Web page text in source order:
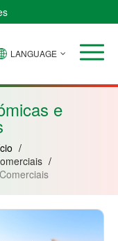
Guiné
Moçambique
LANGUAGE
e
/
/